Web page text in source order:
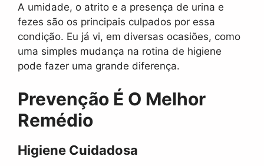
A umidade, o atrito e a presença de urina e
fezes são os principais culpados por essa
condição. Eu já vi, em diversas ocasiões, como
uma simples mudança na rotina de higiene
pode fazer uma grande diferença.
Prevenção É O Melhor
Remédio
Higiene Cuidadosa